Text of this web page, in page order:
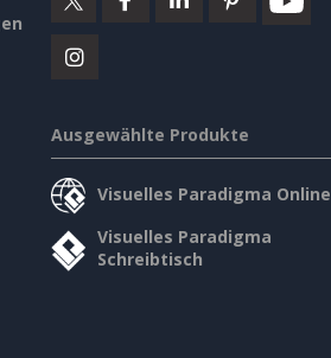
Ausgewählte Produkte
Visuelles Paradigma Online
Visuelles Paradigma
Schreibtisch